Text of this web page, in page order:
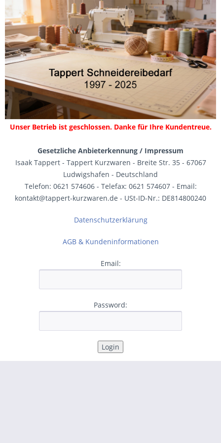
Unser Betrieb ist geschlossen. Danke für Ihre Kundentreue.
Gesetzliche Anbieterkennung / Impressum
Isaak Tappert - Tappert Kurzwaren - Breite Str. 35 - 67067
Ludwigshafen - Deutschland
Telefon: 0621 574606 - Telefax: 0621 574607 - Email:
kontakt@tappert-kurzwaren.de - USt-ID-Nr.: DE814800240
Datenschutzerklärung
AGB & Kundeninformationen
Email:
Password: